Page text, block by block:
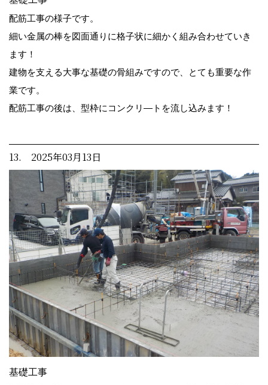
配筋工事の様子です。
細い金属の棒を図面通りに格子状に細かく組み合わせていき
ます！
建物を支える大事な基礎の骨組みですので、とても重要な作
業です。
配筋工事の後は、型枠にコンクリ―トを流し込みます！
13. 2025年03月13日
基礎工事